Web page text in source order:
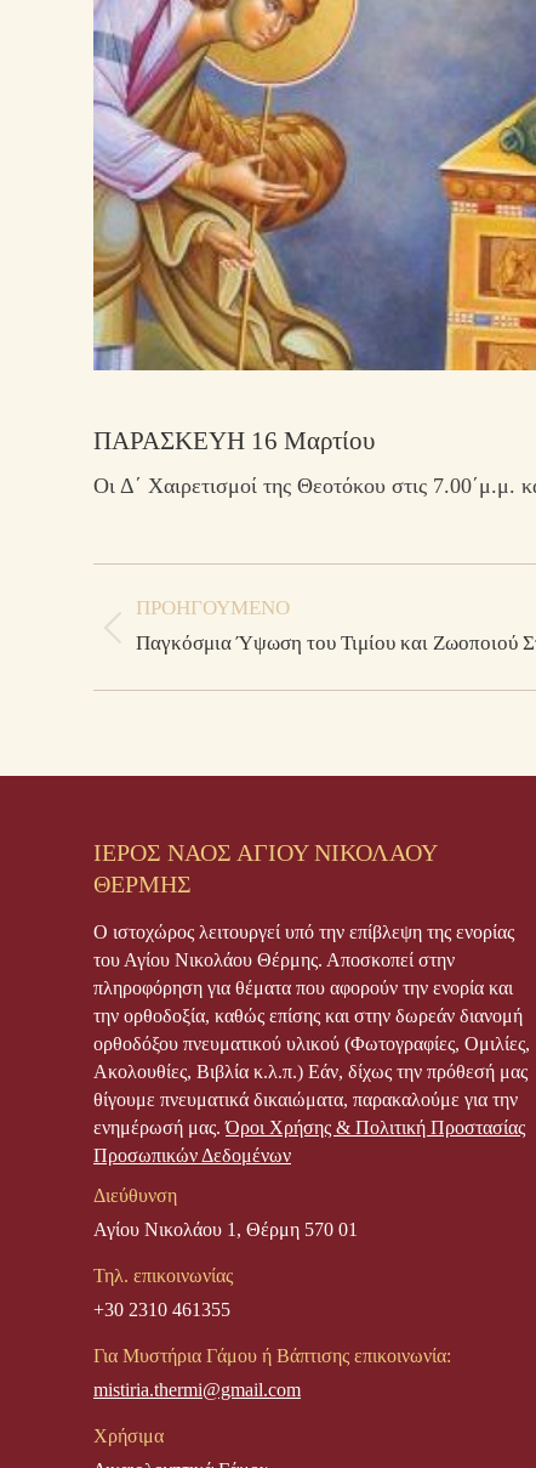
ΠΑΡΑΣΚΕΥΗ 16 Μαρτίου
Οι Δ΄ Χαιρετισμοί της Θεοτόκου στις 7.00΄μ.μ.
navigation
ΠΡΟΗΓΟΎΜΕΝΟ
Previous
Παγκόσμια Ύψωση του Τιμίου και Ζωοποιού
ΙΕΡΟΣ ΝΑΟΣ ΑΓΙΟΥ ΝΙΚΟΛΑΟΥ
ΘΕΡΜΗΣ
Ο ιστοχώρος λειτουργεί υπό την επίβλεψη της ενορίας
του Αγίου Νικολάου Θέρμης. Αποσκοπεί στην
πληροφόρηση για θέματα που αφορούν την ενορία και
την ορθοδοξία, καθώς επίσης και στην δωρεάν διανομή
ορθοδόξου πνευματικού υλικού (Φωτογραφίες, Ομιλίες,
Ακολουθίες, Βιβλία κ.λ.π.) Εάν, δίχως την πρόθεσή μας
θίγουμε πνευματικά δικαιώματα, παρακαλούμε για την
ενημέρωσή μας.Όροι Χρήσης & Πολιτική Προστασίας
Προσωπικών Δεδομένων
Διεύθυνση
Αγίου Νικολάου 1, Θέρμη 570 01
Τηλ. επικοινωνίας
+30 2310 461355
Για Μυστήρια Γάμου ή Βάπτισης επικοινωνία:
mistiria.thermi@gmail.com
Χρήσιμα